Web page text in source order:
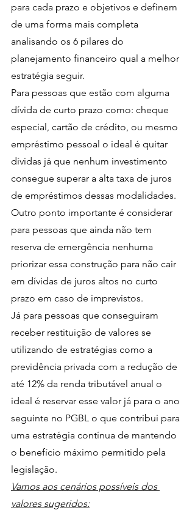
para cada prazo e objetivos e definem
de uma forma mais completa
analisando os 6 pilares do
planejamento financeiro qual a melhor
estratégia seguir.
Para pessoas que estão com alguma
dívida de curto prazo como: cheque
especial, cartão de crédito, ou mesmo
empréstimo pessoal o ideal é quitar
dívidas já que nenhum investimento
consegue superar a alta taxa de juros
de empréstimos dessas modalidades.
Outro ponto importante é considerar
para pessoas que ainda não tem
reserva de emergência nenhuma
priorizar essa construção para não cair
em dívidas de juros altos no curto
prazo em caso de imprevistos.
Já para pessoas que conseguiram
receber restituição de valores se
utilizando de estratégias como a
previdência privada com a redução de
até 12% da renda tributável anual o
ideal é reservar esse valor já para o ano
seguinte no PGBL o que contribui para
uma estratégia contínua de mantendo
o benefício máximo permitido pela
legislação.
Vamos aos cenários possíveis dos
valores sugeridos: